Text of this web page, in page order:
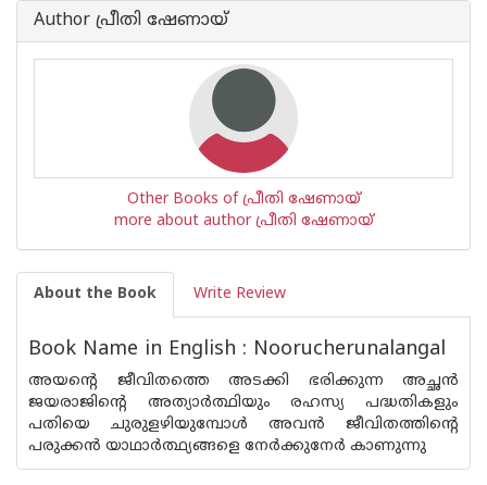
Author പ്രീതി ഷേണായ്
Other Books of പ്രീതി ഷേണായ്
more about author പ്രീതി ഷേണായ്
About the Book Write Review
Book Name in English : Noorucherunalangal
അയന്റെ ജീവിതത്തെ അടക്കി ഭരിക്കുന്ന അച്ഛന്‍
ജയരാജിന്റെ അത്യാര്‍ത്ഥിയും രഹസ്യ പദ്ധതികളും
പതിയെ ചുരുളഴിയുമ്പോള്‍ അവന്‍ ജീവിതത്തിന്റെ
പരുക്കന്‍ യാഥാര്‍ത്ഥ്യങ്ങളെ നേര്‍ക്കുനേര്‍ കാണുന്നു